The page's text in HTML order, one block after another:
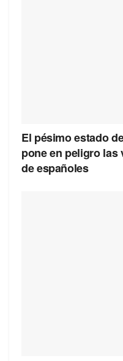
El pésimo estado
pone en peligro las
de españoles